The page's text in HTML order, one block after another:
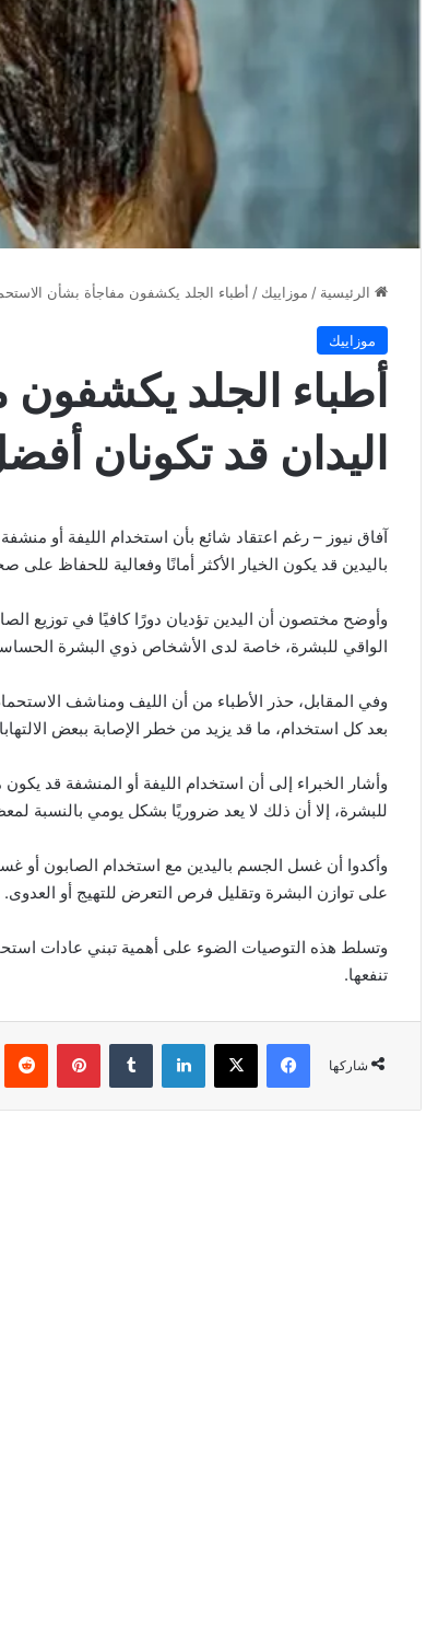
الرئيسية / موزاييك / أطباء الجلد يكشفون مفاجأة بشأن
موزاييك
أطباء الجلد يكشفون
اليدان قد تكونان
آفاق نيوز – رغم اعتقاد شائع بأن استخدام الليفة أو
باليدين قد يكون الخيار الأكثر أمانًا وفعالية للحفاظ على
وأوضح مختصون أن اليدين تؤديان دورًا كافيًا في توزيع
الواقي للبشرة، خاصة لدى الأشخاص ذوي البشرة
وفي المقابل، حذر الأطباء من أن الليف ومناشف
بعد كل استخدام، ما قد يزيد من خطر الإصابة ببعض
وأشار الخبراء إلى أن استخدام الليفة أو المنشفة قد
للبشرة، إلا أن ذلك لا يعد ضروريًا بشكل يومي بالنسبة
وأكدوا أن غسل الجسم باليدين مع استخدام الصابون أو
على توازن البشرة وتقليل فرص التعرض للتهيج أو العدوى.
وتسلط هذه التوصيات الضوء على أهمية تبني عادات
تنفعها.
شاركها
فيسبوك لينكدإن بينتيريست